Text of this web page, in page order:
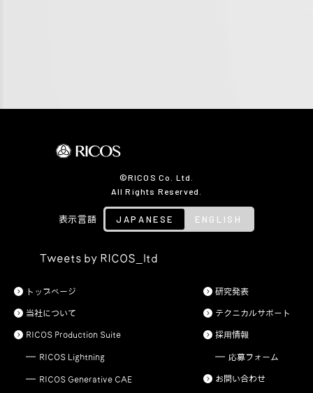
©RICOS Co. Ltd.
All Rights Reserved.
表示言語 JAPANESE ENGLISH
Tweets by RICOS_ltd
トップページ
当社について
RICOS Production Suite
RICOS Lightning
RICOS Generative CAE
研究発表
テクニカルサポート
採用情報
応募フォーム
お問い合わせ